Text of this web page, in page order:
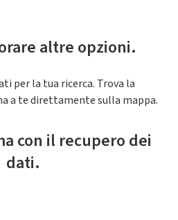
altre opzioni.
per la tua ricerca. Trova la
a te direttamente sulla mappa.
con il recupero dei
dati.